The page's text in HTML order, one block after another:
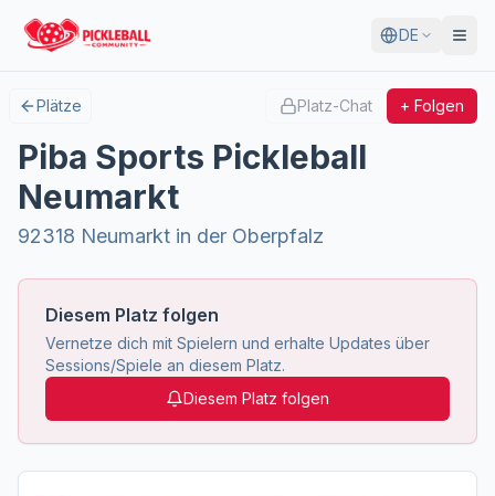
DE
Plätze Platz-Chat + Folgen
Piba Sports Pickleball
Neumarkt
92318 Neumarkt in der Oberpfalz
Diesem Platz folgen
Vernetze dich mit Spielern und erhalte Updates über
Sessions/Spiele an diesem Platz.
Diesem Platz folgen